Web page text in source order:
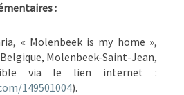
:
« Molenbeek is my home »,
Molenbeek-Saint-Jean,
via le lien internet :
149501004).